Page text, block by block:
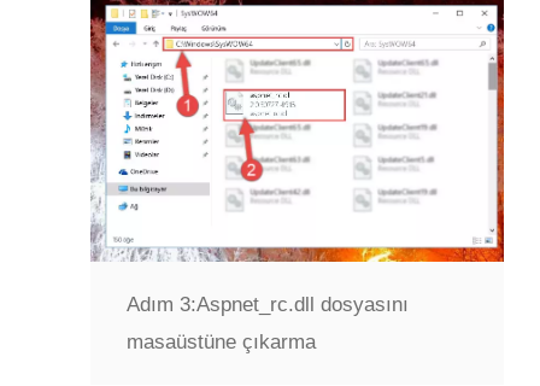
Adım 3:Aspnet_rc.dll dosyasını
masaüstüne çıkarma